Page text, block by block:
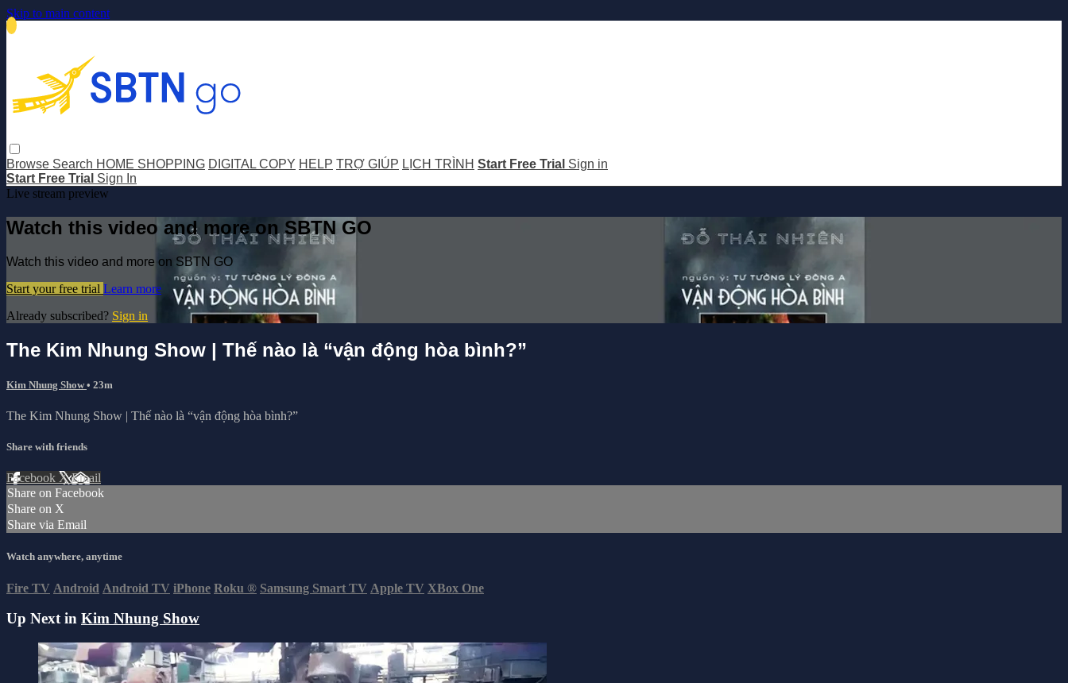
Skip to main content
Browse Search HOME SHOPPING DIGITAL COPY HELP TRỢ GIÚP LỊCH TRÌNH Start Free Trial Sign in
Start Free Trial Sign In
Live stream preview
Watch this video and more on SBTN GO
Watch this video and more on SBTN GO
Start your free trial Learn more
Already subscribed? Sign in
The Kim Nhung Show | Thế nào là “vận động hòa bình?”
Kim Nhung Show• 23m
The Kim Nhung Show | Thế nào là “vận động hòa bình?”
Share with friends
Facebook XEmail
Share on Facebook
Share on X
Share via Email
Watch anywhere, anytime
Fire TV Android Android TV iPhone Roku ® Samsung Smart TV Apple TV XBox One
Up Next in Kim Nhung Show